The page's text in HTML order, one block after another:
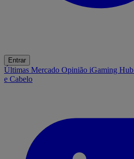
Entrar
Últimas Mercado Opinião iGaming Hub
e Cabelo